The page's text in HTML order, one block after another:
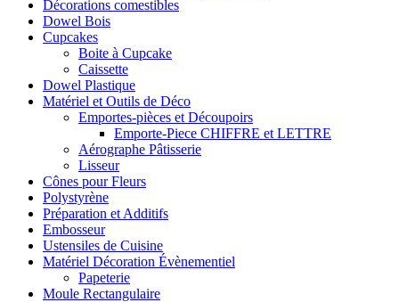
Décorations comestibles
Dowel Bois
Cupcakes
Boite à Cupcake
Caissette
Dowel Plastique
Matériel et Outils de Déco
Emportes-pièces et Découpoirs
Emporte-Piece CHIFFRE et LETTRE
Aérographe Pâtisserie
Lisseur
Cônes pour Fleurs
Polystyrène
Préparation et Additifs
Embosseur
Ustensiles de Cuisine
Matériel Décoration Évènementiel
Papeterie
Moule Rectangulaire